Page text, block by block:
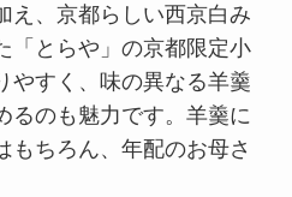
え、京都らしい西京白み
「とらや」の京都限定小
やすく、味の異なる羊羹
るのも魅力です。羊羹に
もちろん、年配のお母さ